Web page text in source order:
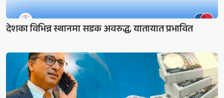
देशका विभिन्न स्थानमा सडक अवरुद्ध, यातायात प्रभावित